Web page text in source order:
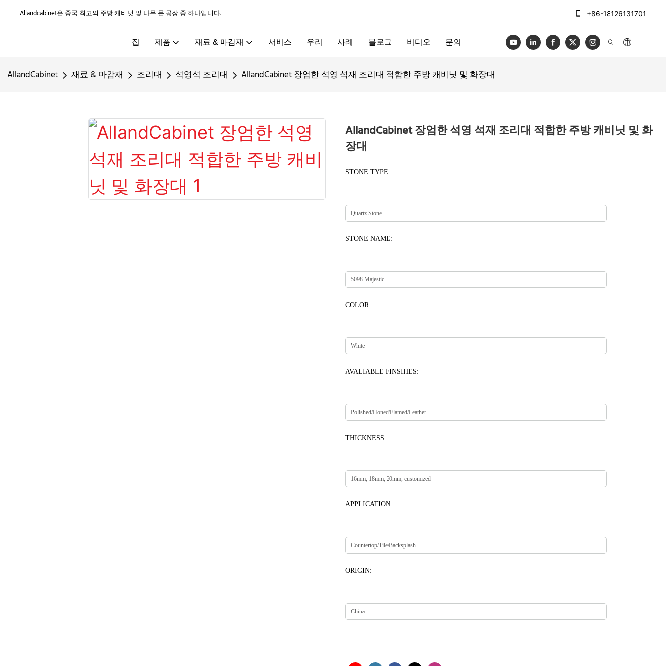
Allandcabinet은 중국 최고의 주방 캐비닛 및 나무 문 공장 중 하나입니다. +86-18126131701
집 제품 재료 & 마감재 서비스 우리 사례 블로그 비디오 문의
AllandCabinet 재료 & 마감재 조리대 석영석 조리대 AllandCabinet 장엄한 석영 석재 조리대 적합한 주방 캐비닛 및 화장대
AllandCabinet 장엄한 석영 석재 조리대 적합한 주방 캐비닛 및 화
장대
STONE TYPE:
STONE NAME:
COLOR:
AVALIABLE FINSIHES:
THICKNESS:
APPLICATION:
ORIGIN: